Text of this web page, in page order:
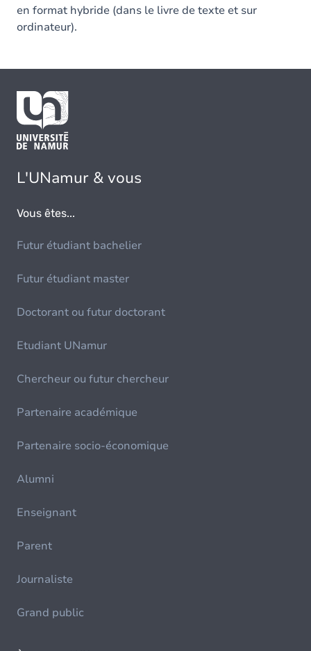
en format hybride (dans le livre de texte et sur
ordinateur).
L'UNamur & vous
Vous êtes...
Futur étudiant bachelier
Futur étudiant master
Doctorant ou futur doctorant
Etudiant UNamur
Chercheur ou futur chercheur
Partenaire académique
Partenaire socio-économique
Alumni
Enseignant
Parent
Journaliste
Grand public